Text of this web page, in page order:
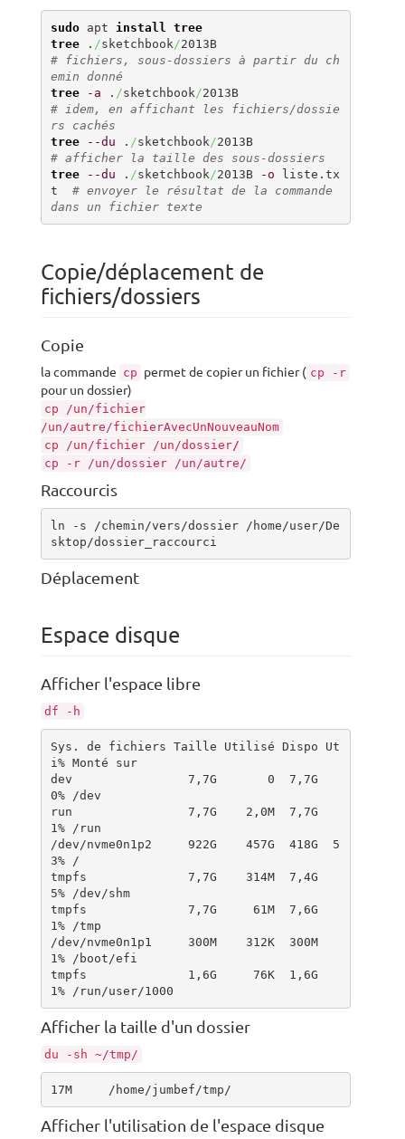
sudo apt install
tree
tree . /sketchbook /
2013B
# fichiers, sous-dossiers à partir du ch
emin donné
tree
-a . /sketchbook /
2013B
# idem, en affichant les fichiers/dossie
rs cachés
tree
--du . /sketchbook /
2013B
# afficher la taille des sous-dossiers
tree
--du . /sketchbook /2013B -o liste.tx
t # envoyer le résultat de la commande
dans un fichier texte
Copie/déplacement de
fichiers/dossiers
Copie
la commande cp permet de copier un fichier ( cp -r
pour un dossier)
cp /un/fichier
/un/autre/fichierAvecUnNouveauNom
cp /un/fichier /un/dossier/
cp -r /un/dossier /un/autre/
Raccourcis
ln -s /chemin/vers/dossier /home/user/De
sktop/dossier_raccourci
Déplacement
Espace disque
Afficher l'espace libre
df -h
Sys. de fichiers Taille Utilisé Dispo Ut
i% Monté sur
dev                7,7G       0  7,7G
0% /dev
run                7,7G    2,0M  7,7G
1% /run
/dev/nvme0n1p2     922G    457G  418G  5
3% /
tmpfs              7,7G    314M  7,4G
5% /dev/shm
tmpfs              7,7G     61M  7,6G
1% /tmp
/dev/nvme0n1p1     300M    312K  300M
1% /boot/efi
tmpfs              1,6G     76K  1,6G
1% /run/user/1000
Afficher la taille d'un dossier
du -sh ~/tmp/
17M     /home/jumbef/tmp/
Afficher l'utilisation de l'espace disque